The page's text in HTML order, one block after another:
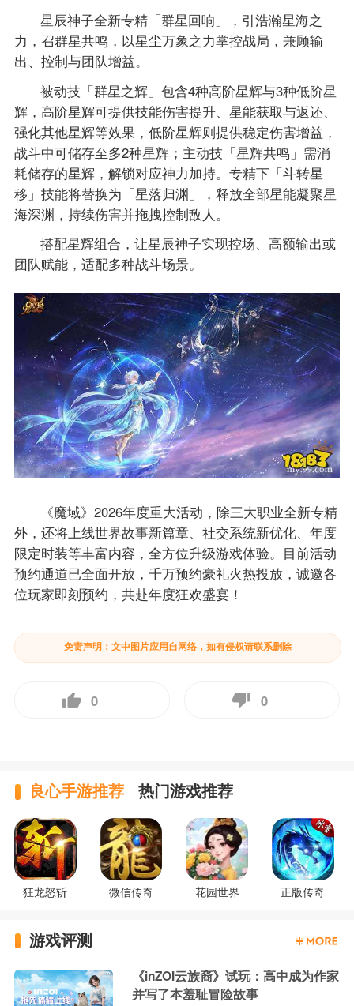
星辰神子全新专精「群星回响」，引浩瀚星海之
力，召群星共鸣，以星尘万象之力掌控战局，兼顾输
出、控制与团队增益。
被动技「群星之辉」包含4种高阶星辉与3种低阶星
辉，高阶星辉可提供技能伤害提升、星能获取与返还、
强化其他星辉等效果，低阶星辉则提供稳定伤害增益，
战斗中可储存至多2种星辉；主动技「星辉共鸣」需消
耗储存的星辉，解锁对应神力加持。专精下「斗转星
移」技能将替换为「星落归渊」，释放全部星能凝聚星
海深渊，持续伤害并拖拽控制敌人。
搭配星辉组合，让星辰神子实现控场、高额输出或
团队赋能，适配多种战斗场景。
《魔域》2026年度重大活动，除三大职业全新专精
外，还将上线世界故事新篇章、社交系统新优化、年度
限定时装等丰富内容，全方位升级游戏体验。目前活动
预约通道已全面开放，千万预约豪礼火热投放，诚邀各
位玩家即刻预约，共赴年度狂欢盛宴！
免责声明：文中图片应用自网络，如有侵权请联系删除
0 0
良心手游推荐 热门游戏推荐
狂龙怒斩 微信传奇 花园世界 正版传奇
游戏评测
《inZOI云族裔》试玩：高中成为作家
并写了本羞耻冒险故事